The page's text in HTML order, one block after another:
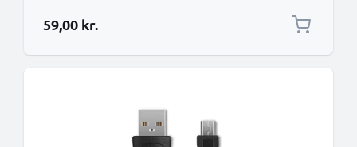
59,00 kr.